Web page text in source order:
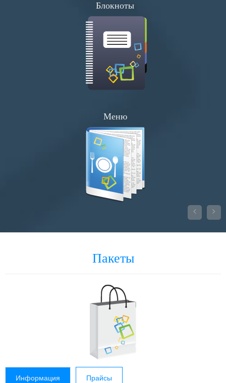
Блокноты
Меню


Пакеты
Информация Прайсы